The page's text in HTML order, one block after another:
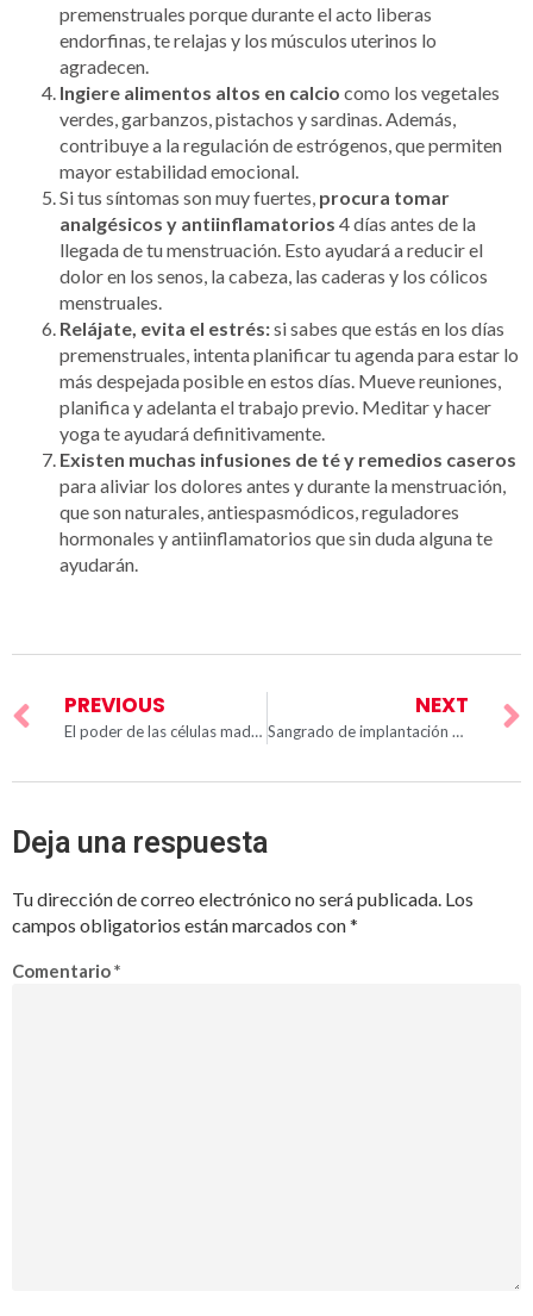
premenstruales porque durante el acto liberas
endorfinas, te relajas y los músculos uterinos lo
agradecen.
Ingiere alimentos altos en calcio como los vegetales
verdes, garbanzos, pistachos y sardinas. Además,
contribuye a la regulación de estrógenos, que permiten
mayor estabilidad emocional.
Si tus síntomas son muy fuertes, procura tomar
analgésicos y antiinflamatorios 4 días antes de la
llegada de tu menstruación. Esto ayudará a reducir el
dolor en los senos, la cabeza, las caderas y los cólicos
menstruales.
Relájate, evita el estrés:si sabes que estás en los días
premenstruales, intenta planificar tu agenda para estar lo
más despejada posible en estos días. Mueve reuniones,
planifica y adelanta el trabajo previo. Meditar y hacer
yoga te ayudará definitivamente.
Existen muchas infusiones de té y remedios caseros
para aliviar los dolores antes y durante la menstruación,
que son naturales, antiespasmódicos, reguladores
hormonales y antiinflamatorios que sin duda alguna te
ayudarán.
PREVIOUS
El poder de las células madres en la sangre menstrual
NEXT
Sangrado de implantación o regla: cómo diferenciarlos
Deja una respuesta
Tu dirección de correo electrónico no será publicada. Los
campos obligatorios están marcados con*
Comentario*